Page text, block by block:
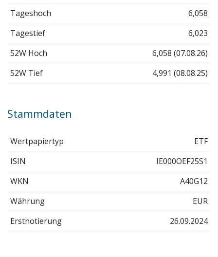
Tageshoch
6,058
Tagestief
6,023
52W Hoch
6,058 (07.08.26)
52W Tief
4,991 (08.08.25)
Stammdaten
Wertpapiertyp
ETF
ISIN
IE000OEF25S1
WKN
A40G12
Währung
EUR
Erstnotierung
26.09.2024